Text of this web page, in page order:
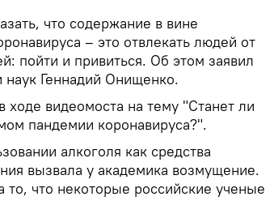
что содержание в вине
– это отвлекать людей от
пойти и привиться. Об этом заявил
Геннадий Онищенко.
ходе видеомоста на тему "Станет ли
пандемии коронавируса?".
алкоголя как средства
вызвала у академика возмущение.
что некоторые российские ученые